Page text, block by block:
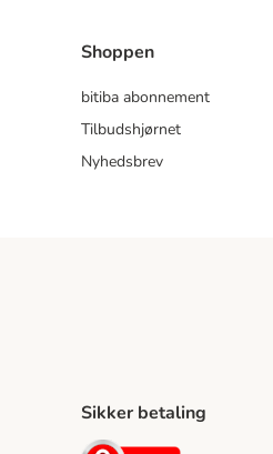
Shoppen
bitiba abonnement
Tilbudshjørnet
Nyhedsbrev
Sikker betaling